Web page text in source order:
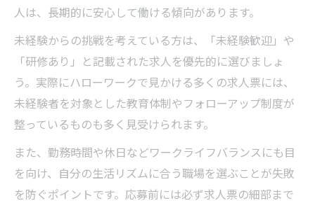
人は、長期的に安心して働ける傾向があります。
未経験からの挑戦を考えている方は、「未経験歓迎」や
「研修あり」と記載された求人を優先的に選びましょ
う。実際にハローワークで見かける多くの求人票には、
未経験者を対象とした教育体制やフォローアップ制度が
整っているものも多く見受けられます。
また、勤務時間や休日などワークライフバランスにも目
を向け、自分の生活リズムに合う職場を選ぶことが失敗
を防ぐポイントです。応募前には必ず求人票の細部まで